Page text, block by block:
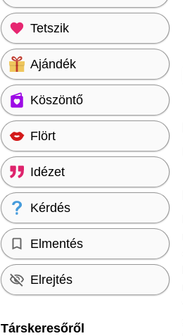
Tetszik
Ajándék
Köszöntő
Flört
Idézet
Kérdés
Elmentés
Elrejtés
Társkeresőről